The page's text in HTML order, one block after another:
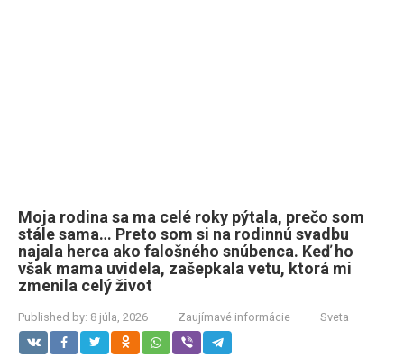
Moja rodina sa ma celé roky pýtala, prečo som
stále sama… Preto som si na rodinnú svadbu
najala herca ako falošného snúbenca. Keď ho
však mama uvidela, zašepkala vetu, ktorá mi
zmenila celý život
Published by: 8 júla, 2026 Zaujímavé informácie Sveta